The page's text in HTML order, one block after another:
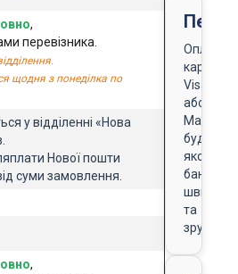
,
перевізника.
щодня з понеділка по
у відділенні «Нова
Нової пошти
суми замовлення.
,
Оплата
карткою
Visa
або
будь-
якого
банку
швидко
та
зручно